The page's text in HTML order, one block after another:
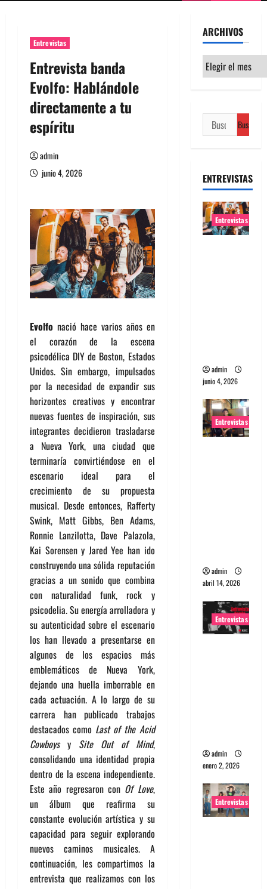
Entrevistas
Entrevista banda
Evolfo: Hablándole
directamente a tu
espíritu
admin
junio 4, 2026
Evolfo nació hace varios años en
el corazón de la escena
psicodélica DIY de Boston, Estados
Unidos. Sin embargo, impulsados
por la necesidad de expandir sus
horizontes creativos y encontrar
nuevas fuentes de inspiración, sus
integrantes decidieron trasladarse
a Nueva York, una ciudad que
terminaría convirtiéndose en el
escenario ideal para el
crecimiento de su propuesta
musical. Desde entonces, Rafferty
Swink, Matt Gibbs, Ben Adams,
Ronnie Lanzilotta, Dave Palazola,
Kai Sorensen y Jared Yee han ido
construyendo una sólida reputación
gracias a un sonido que combina
con naturalidad funk, rock y
psicodelia. Su energía arrolladora y
su autenticidad sobre el escenario
los han llevado a presentarse en
algunos de los espacios más
emblemáticos de Nueva York,
dejando una huella imborrable en
cada actuación. A lo largo de su
carrera han publicado trabajos
destacados como Last of the Acid
Cowboysy Site Out of Mind,
consolidando una identidad propia
dentro de la escena independiente.
Este año regresaron con Of Love,
un álbum que reafirma su
constante evolución artística y su
capacidad para seguir explorando
nuevos caminos musicales. A
continuación, les compartimos la
entrevista que realizamos con los
ARCHIVOS
Archivos
Buscar:
ENTREVISTAS
Entrevistas
admin
junio 4, 2026
Entrevistas
admin
abril 14, 2026
Entrevistas
admin
enero 2, 2026
Entrevistas